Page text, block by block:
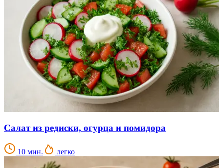
Салат из редиски, огурца и помидора
10 мин. легко